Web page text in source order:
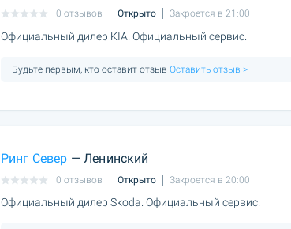
0 отзывов Открыто Закроется в 21:00
Официальный дилер KIA. Официальный сервис.
Будьте первым, кто оставит отзыв Оставить отзыв >
Ринг Север — Ленинский
0 отзывов Открыто Закроется в 20:00
Официальный дилер Skoda. Официальный сервис.